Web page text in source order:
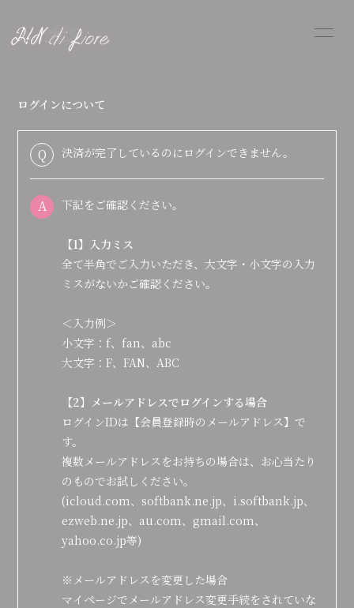
DISCOGRAPHY
FANGOODS
SHOP
BLOG
RADIO
PHOTO
ログインについて
Q 決済が完了しているのにログインできません。
A 下記をご確認ください。
【1】入力ミス
全て半角でご入力いただき、大文字・小文字の入力
ミスがないかご確認ください。
＜入力例＞
小文字：f、fan、abc
大文字：F、FAN、ABC
【2】メールアドレスでログインする場合
ログインIDは【会員登録時のメールアドレス】で
す。
複数メールアドレスをお持ちの場合は、お心当たり
のものでお試しください。
(icloud.com、softbank.ne.jp、i.softbank.jp、
ezweb.ne.jp、au.com、gmail.com、
yahoo.co.jp等)
※メールアドレスを変更した場合
マイページでメールアドレス変更手続をされていな